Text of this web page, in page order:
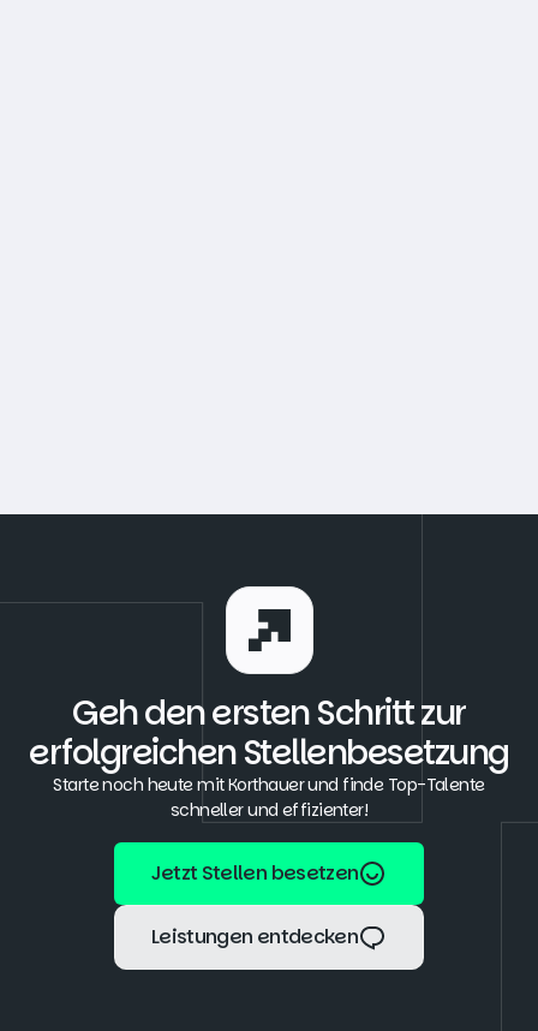
Geh den ersten Schritt zur
erfolgreichen Stellenbesetzung
Starte noch heute mit Korthauer und finde Top-Talente
schneller und effizienter!
Jetzt Stellen besetzen
Jetzt Stellen besetzen
Leistungen entdecken
Leistungen entdecken